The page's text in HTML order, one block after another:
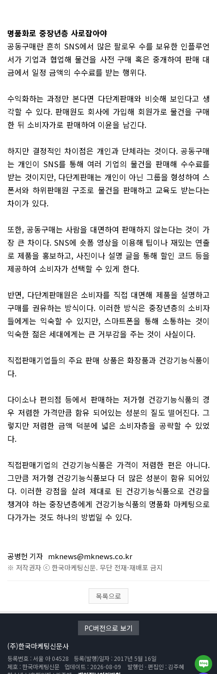
명품화로 중장년층 사로잡아야
공동구매란 흔히 SNS에서 많은 팔로우 수를 보유한 인플루언
서가 기업과 협업해 물건을 사전 구매 혹은 중개하여 판매 대
금에서 일정 금액의 수수료를 받는 행위다.
수익화하는 과정만 본다면 다단계판매와 비슷해 보인다고 생
각할 수 있다. 판매원도 회사에 가입해 회원가로 물건을 구매
한 뒤 소비자가로 판매하여 이윤을 남긴다.
하지만 결정적인 차이점은 개인과 단체라는 것이다. 공동구매
는 개인이 SNS를 통해 여러 기업의 물건을 판매해 수수료를
받는 것이지만, 다단계판매는 개인이 아닌 그룹을 형성하여 스
폰서와 하위판매원 구조로 물건을 판매하고 교육도 받는다는
차이가 있다.
또한, 공동구매는 사람을 대면하여 판매하지 않는다는 것이 가
장 큰 차이다. SNS에 숏폼 영상을 이용해 팁이나 재밌는 연출
로 제품을 홍보하고, 사진이나 설명 글을 통해 할인 코드 등을
제공하여 소비자가 선택할 수 있게 한다.
반면, 다단계판매원은 소비자를 직접 대면해 제품을 설명하고
구매를 권유하는 방식이다. 이러한 방식은 중장년층의 소비자
들에게는 익숙할 수 있지만, 스마트폰을 통해 소통하는 것이
익숙한 젊은 세대에게는 큰 거부감을 주는 것이 사실이다.
직접판매기업들의 주요 판매 상품은 화장품과 건강기능식품이
다.
다이소나 편의점 등에서 판매하는 저가형 건강기능식품의 경
우 저렴한 가격만큼 함유 되어있는 성분의 질도 떨어진다. 그
렇지만 저렴한 금액 덕분에 넓은 소비자층을 공략할 수 있었
다.
직접판매기업의 건강기능식품은 가격이 저렴한 편은 아니다.
그만큼 저가형 건강기능식품보다 더 많은 성분이 함유 되어있
다. 이러한 강점을 살려 제대로 된 건강기능식품으로 건강을
챙겨야 하는 중장년층에게 건강기능식품의 명품화 마케팅으로
다가가는 것도 하나의 방법일 수 있다.
공병헌 기자 mknews@mknews.co.kr
※ 저작권자 ⓒ 한국마케팅신문. 무단 전재-재배포 금지
목록으로
PC버전으로 보기
(주)한국마케팅신문사
등록번호 : 서울 아 04528
등록(발행)일자 : 2017년 5월 16일
제호 : 한국마케팅신문
업데이트 : 2026-08-09
발행인 · 편집인 : 김주혜